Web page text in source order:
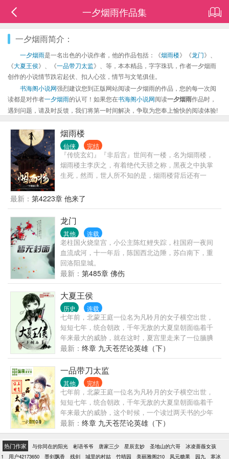
一夕烟雨作品集
一夕烟雨简介：
一夕烟雨是一名出色的小说作者，他的作品包括：《烟雨楼》《龙门》、
《大夏王侯》、《一品带刀太监》、等，本本精品，字字珠玑，作者一夕烟雨
创作的小说情节跌宕起伏、扣人心弦，情节与文笔俱佳。
书海阁小说网强烈建议您到正版网站阅读一夕烟雨的作品，您的每一次阅
读都是对作者一夕烟雨的认可！如果您在书海阁小说网阅读一夕烟雨作品时，
遇到问题，请及时反馈，我们将第一时间解决，争取为您奉上愉快的阅读体验!
烟雨楼
仙侠 完结
『传统玄幻』『非后宫』世间有一楼，名为烟雨楼，
烟雨楼主李庆之，有着绝代天骄之称，黑夜之中执掌
生死，然而，世人所不知的是，烟雨楼背后还有一
为掩饰，拨弄风云，算计天下！
最新： 第4223章 他来了
龙门
其他 连载
老柱国火烧皇宫，小公主陈红鲤失踪，柱国府一夜间
血流成河，十一年后，陈国西北边陲，苏白南下，重
回洛阳皇城。
最新： 第485章 佛伤
大夏王侯
历史 连载
七年前，北蒙王庭一位名为凡聆月的女子横空出世，
短短七年，统合朝政，千年无敌的大夏皇朝面临着千
年来最大的威胁，就在这时，夏宫里走来了一位腼腆
的少年郎…… 各位书友要是觉得《大夏王侯》还不错
的话请不要忘记向您>
最新： 终章 九天苍茫论英雄（下）
一品带刀太监
其他 完结
七年前，北蒙王庭一位名为凡聆月的女子横空出世，
短短七年，统合朝政，千年无敌的大夏皇朝面临着千
年来最大的威胁，这个时候，一个读过两天书的少年
被抓进了大夏宫中，“净身”当了太监。情节很曲折，故
事很精彩，请自带节操和纸巾，日更一万，敬请收
藏！书友群：102176072
最新： 终章 九天苍茫论英雄（下）
热门作家 与你同在的阳光 彬语爷爷 唐家三少 星辰玄妙 圣地山的六哥
冰凌蔷薇女孩
1
用户42173650 墨剑飘香 残剑 城里的村姑 竹晴园 美丽雅阁210 凤元糖果 园九 寒冰